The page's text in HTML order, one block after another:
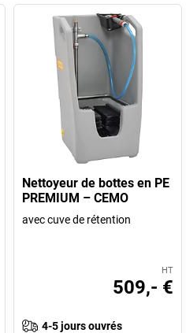
Nettoyeur de bottes en PE
PREMIUM – CEMO
avec cuve de rétention
HT
509,- €
4-5 jours ouvrés